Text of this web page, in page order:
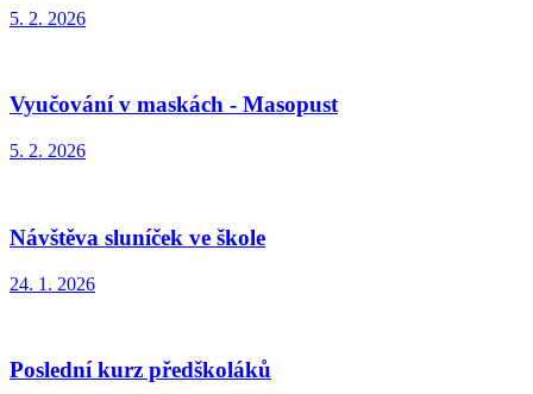
5. 2. 2026
Vyučování v maskách - Masopust
5. 2. 2026
Návštěva sluníček ve škole
24. 1. 2026
Poslední kurz předškoláků